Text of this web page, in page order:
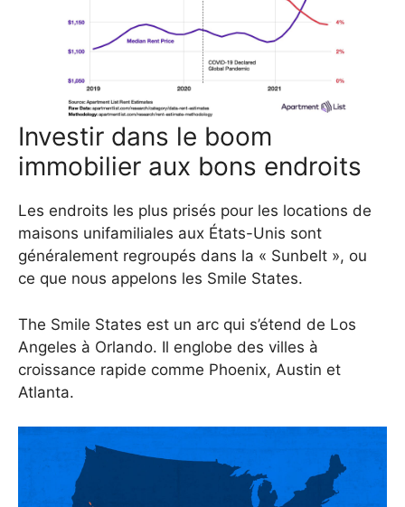
Investir dans le boom
immobilier aux bons endroits
Les endroits les plus prisés pour les locations de
maisons unifamiliales aux États-Unis sont
généralement regroupés dans la « Sunbelt », ou
ce que nous appelons les Smile States.
The Smile States est un arc qui s’étend de Los
Angeles à Orlando. Il englobe des villes à
croissance rapide comme Phoenix, Austin et
Atlanta.